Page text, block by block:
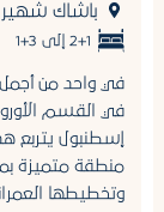
باشاك شهير
2+1 إلى 3+1
في واحد من أجمل
في القسم
إسطنبول يتربع
منطقة متميزة
وتخطيطها